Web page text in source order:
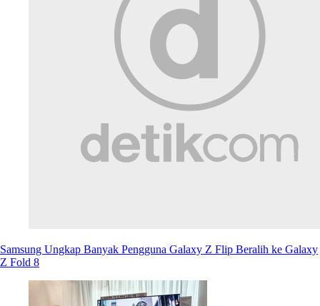
Samsung Ungkap Banyak Pengguna Galaxy Z Flip Beralih ke Galaxy
Z Fold 8